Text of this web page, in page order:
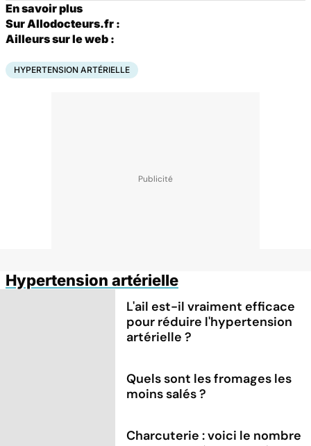
En savoir plus
Sur Allodocteurs.fr :
Ailleurs sur le web :
HYPERTENSION ARTÉRIELLE
Hypertension artérielle
L'ail est-il vraiment efficace
pour réduire l'hypertension
artérielle ?
Quels sont les fromages les
moins salés ?
Charcuterie : voici le nombre